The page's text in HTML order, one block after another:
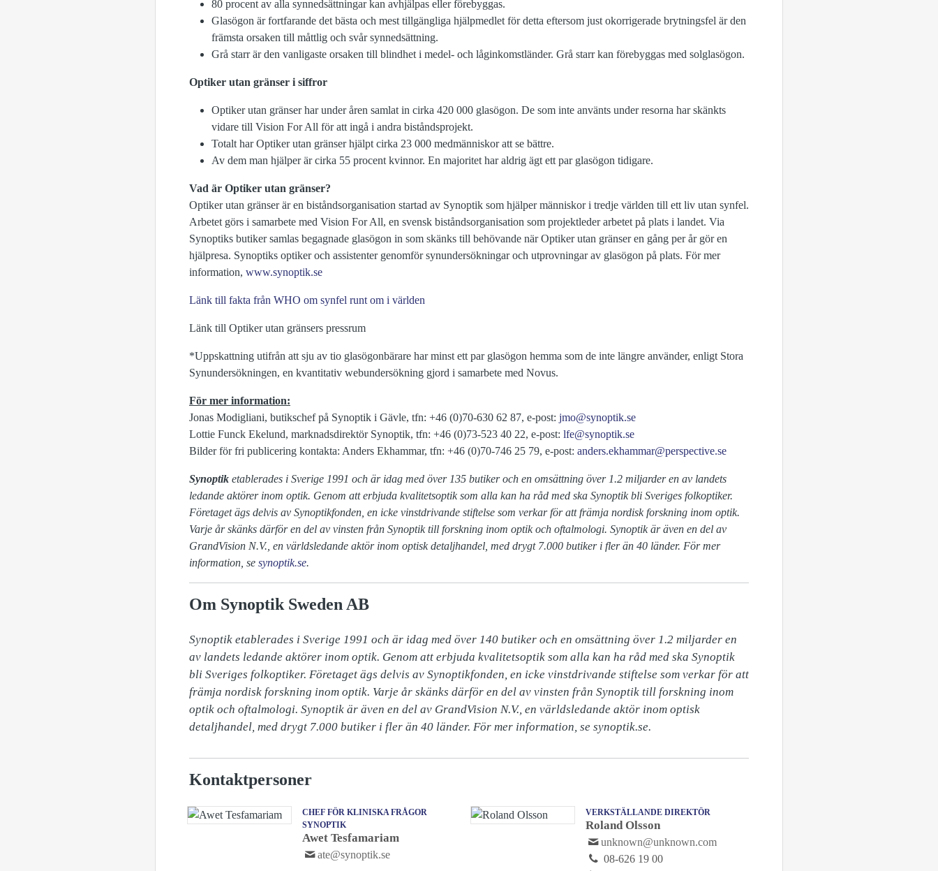
80 procent av alla synnedsättningar kan avhjälpas eller förebyggas.
Glasögon är fortfarande det bästa och mest tillgängliga hjälpmedlet för detta eftersom just okorrigerade brytningsfel är den
främsta orsaken till måttlig och svår synnedsättning.
Grå starr är den vanligaste orsaken till blindhet i medel- och låginkomstländer. Grå starr kan förebyggas med solglasögon.
Optiker utan gränser i siffror
Optiker utan gränser har under åren samlat in cirka 420 000 glasögon. De som inte använts under resorna har skänkts
vidare till Vision For All för att ingå i andra biståndsprojekt.
Totalt har Optiker utan gränser hjälpt cirka 23 000 medmänniskor att se bättre.
Av dem man hjälper är cirka 55 procent kvinnor. En majoritet har aldrig ägt ett par glasögon tidigare.
Vad är Optiker utan gränser?
Optiker utan gränser är en biståndsorganisation startad av Synoptik som hjälper människor i tredje världen till ett liv utan synfel.
Arbetet görs i samarbete med Vision For All, en svensk biståndsorganisation som projektleder arbetet på plats i landet. Via
Synoptiks butiker samlas begagnade glasögon in som skänks till behövande när Optiker utan gränser en gång per år gör en
hjälpresa. Synoptiks optiker och assistenter genomför synundersökningar och utprovningar av glasögon på plats. För mer
information, www.synoptik.se
Länk till fakta från WHO om synfel runt om i världen
Länk till Optiker utan gränsers pressrum
*Uppskattning utifrån att sju av tio glasögonbärare har minst ett par glasögon hemma som de inte längre använder, enligt Stora
Synundersökningen, en kvantitativ webundersökning gjord i samarbete med Novus.
För mer information:
Jonas Modigliani, butikschef på Synoptik i Gävle, tfn: +46 (0)70-630 62 87, e-post: jmo@synoptik.se
Lottie Funck Ekelund, marknadsdirektör Synoptik, tfn: +46 (0)73-523 40 22, e-post: lfe@synoptik.se
Bilder för fri publicering kontakta: Anders Ekhammar, tfn: +46 (0)70-746 25 79, e-post: anders.ekhammar@perspective.se
Synoptik etablerades i Sverige 1991 och är idag med över 135 butiker och en omsättning över 1.2 miljarder en av landets
ledande aktörer inom optik. Genom att erbjuda kvalitetsoptik som alla kan ha råd med ska Synoptik bli Sveriges folkoptiker.
Företaget ägs delvis av Synoptikfonden, en icke vinstdrivande stiftelse som verkar för att främja nordisk forskning inom optik.
Varje år skänks därför en del av vinsten från Synoptik till forskning inom optik och oftalmologi. Synoptik är även en del av
GrandVision N.V., en världsledande aktör inom optisk detaljhandel, med drygt 7.000 butiker i fler än 40 länder. För mer
information, se synoptik.se.
Om Synoptik Sweden AB
Synoptik etablerades i Sverige 1991 och är idag med över 140 butiker och en omsättning över 1.2 miljarder en
av landets ledande aktörer inom optik. Genom att erbjuda kvalitetsoptik som alla kan ha råd med ska Synoptik
bli Sveriges folkoptiker. Företaget ägs delvis av Synoptikfonden, en icke vinstdrivande stiftelse som verkar för att
främja nordisk forskning inom optik. Varje år skänks därför en del av vinsten från Synoptik till forskning inom
optik och oftalmologi. Synoptik är även en del av GrandVision N.V., en världsledande aktör inom optisk
detaljhandel, med drygt 7.000 butiker i fler än 40 länder. För mer information, se synoptik.se.
Kontaktpersoner
CHEF FÖR KLINISKA FRÅGOR
SYNOPTIK
Awet Tesfamariam
ate@synoptik.se
VERKSTÄLLANDE DIREKTÖR
Roland Olsson
unknown@unknown.com
08-626 19 00